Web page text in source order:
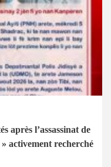
après l’assassinat de
activement recherché